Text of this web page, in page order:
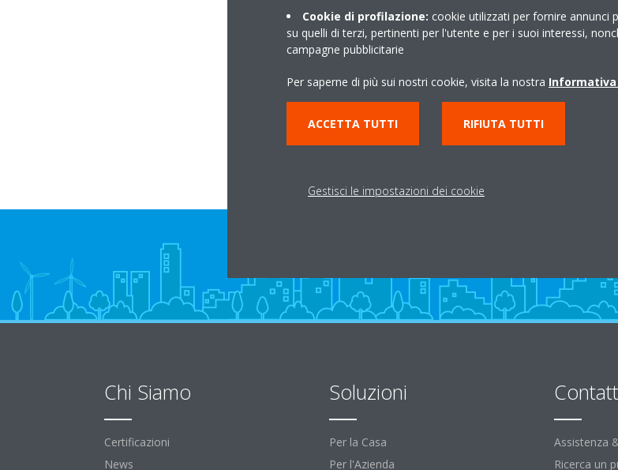
59100 PRATO (PO)
Chi Siamo
Certificazioni
News
Soluzioni
Per la Casa
Per l'Azienda
Assistenza
Ricerca un
Cookie di profilazione: cookie utilizzati per fornire annunci
su quelli di terzi, pertinenti per l'utente e per i suoi interessi,
campagne pubblicitarie
Per saperne di più sui nostri cookie, visita la nostra
ACCETTA TUTTI RIFIUTA TUTTI
Gestisci le impostazioni dei cookie